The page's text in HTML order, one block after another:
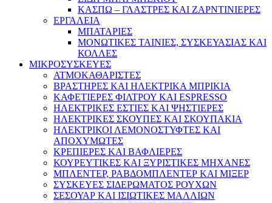
ΚΑΣΠΩ – ΓΛΑΣΤΡΕΣ ΚΑΙ ΖΑΡΝΤΙΝΙΕΡΕΣ
ΕΡΓΑΛΕΙΑ
ΜΠΑΤΑΡΙΕΣ
ΜΟΝΩΤΙΚΕΣ ΤΑΙΝΙΕΣ, ΣΥΣΚΕΥΑΣΙΑΣ ΚΑΙ
ΚΟΛΛΕΣ
ΜΙΚΡΟΣΥΣΚΕΥΕΣ
ΑΤΜΟΚΑΘΑΡΙΣΤΕΣ
ΒΡΑΣΤΗΡΕΣ ΚΑΙ ΗΛΕΚΤΡΙΚΑ ΜΠΡΙΚΙΑ
ΚΑΦΕΤΙΕΡΕΣ ΦΙΛΤΡΟΥ ΚΑΙ ESPRESSO
ΗΛΕΚΤΡΙΚΕΣ ΕΣΤΙΕΣ ΚΑΙ ΨΗΣΤΙΕΡΕΣ
ΗΛΕΚΤΡΙΚΕΣ ΣΚΟΥΠΕΣ ΚΑΙ ΣΚΟΥΠΑΚΙΑ
ΗΛΕΚΤΡΙΚΟΙ ΛΕΜΟΝΟΣΤΥΦΤΕΣ ΚΑΙ
ΑΠΟΧΥΜΩΤΕΣ
ΚΡΕΠΙΕΡΕΣ ΚΑΙ ΒΑΦΛΙΕΡΕΣ
ΚΟΥΡΕΥΤΙΚΕΣ ΚΑΙ ΞΥΡΙΣΤΙΚΕΣ ΜΗΧΑΝΕΣ
ΜΠΛΕΝΤΕΡ, ΡΑΒΔΟΜΠΛΕΝΤΕΡ ΚΑΙ ΜΙΞΕΡ
ΣΥΣΚΕΥΕΣ ΣΙΔΕΡΩΜΑΤΟΣ ΡΟΥΧΩΝ
ΣΕΣΟΥΑΡ ΚΑΙ ΙΣΙΩΤΙΚΕΣ ΜΑΛΛΙΩΝ